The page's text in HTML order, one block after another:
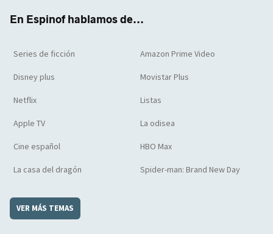
En Espinof hablamos de...
Series de ficción Amazon Prime Video
Disney plus Movistar Plus
Netflix Listas
Apple TV La odisea
Cine español HBO Max
La casa del dragón Spider-man: Brand New Day
VER MÁS TEMAS